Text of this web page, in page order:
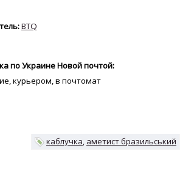
BTQ
по Украине Новой почтой:
курьером, в почтомат
каблучка аметист бразильський